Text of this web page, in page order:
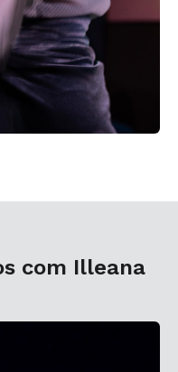
com Illeana